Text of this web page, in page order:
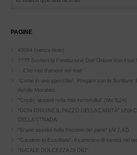
PAGINE
#3094 (senza titolo)
???? Sostieni la Fondazione Don Orione con il tuo
…Che vita d’amore sei mai!
“Come in uno specchio”. Pregare con le Scritture.
Achille Morabito.
“Credo, aiutami nella mia incredulità” (Mc 9,24)
“DON ORIONE IL PAZZO DELLA CARITÀ” UNA
DELLA STRADA
“Erano assidui nella frazione del pane” (At 2,42)
“Gaudete et Exsultate”. Il cammino di santità nel
“NATALE DOLCEZZA DI DIO”